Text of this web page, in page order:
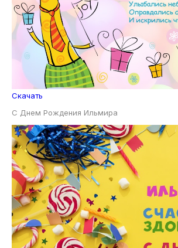
Скачать
С Днем Рождения Ильмира